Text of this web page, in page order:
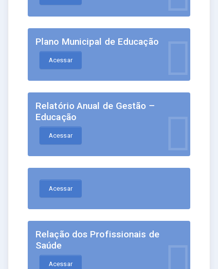
Plano Municipal de Educação
Acessar
Relatório Anual de Gestão –
Educação
Acessar
Acessar
Relação dos Profissionais de
Saúde
Acessar